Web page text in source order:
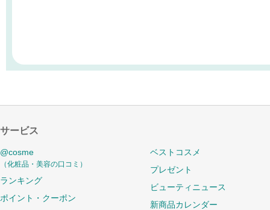
サービス
@cosme
（化粧品・美容の口コミ）
ランキング
ポイント・クーポン
ベストコスメ
プレゼント
ビューティニュース
新商品カレンダー